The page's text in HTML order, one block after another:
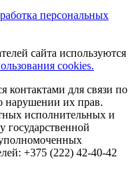
персональных
сайта используются
cookies.
контактами для связи по
нарушении их прав.
исполнительных и
государственной
+375 (222) 42-40-42